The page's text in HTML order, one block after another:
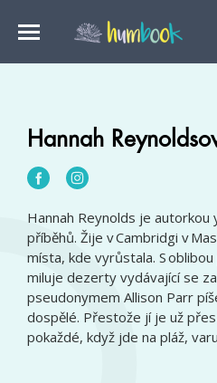
Hannah
Hannah Reynolds je autorkou
příběhů. Žije v Cambridgi v
místa, kde vyrůstala. S
miluje dezerty vydávající se
pseudonymem Allison Parr
dospělé. Přestože jí je už
pokaždé, když jde na pláž,